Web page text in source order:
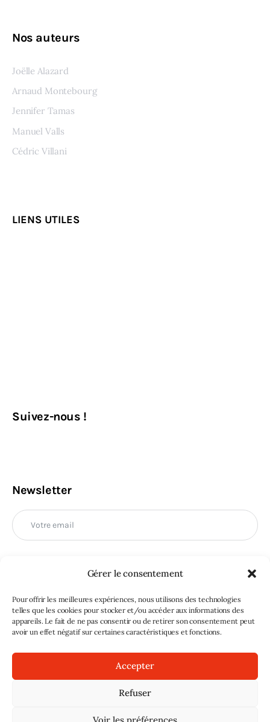
Gérer le consentement
Pour offrir les meilleures expériences, nous utilisons des technologies
telles que les cookies pour stocker et/ou accéder aux informations des
appareils. Le fait de ne pas consentir ou de retirer son consentement peut
avoir un effet négatif sur certaines caractéristiques et fonctions.
Accepter
Refuser
Nos auteurs
Joëlle Alazard
Arnaud Montebourg
Jennifer Tamas
Manuel Valls
Cédric Villani
LIENS UTILES
Suivez-nous !
Newsletter
M'INSCRIRE
© 2026. Tous droits réservés |